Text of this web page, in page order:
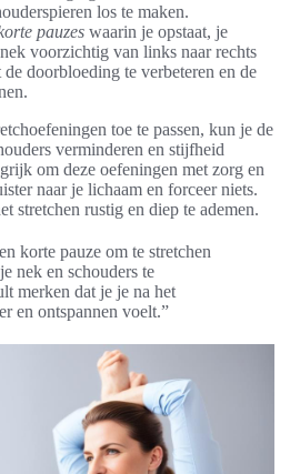
los te maken.
pauzes waarin je opstaat, je
voorzichtig van links naar rechts
doorbloeding te verbeteren en de
toe te passen, kun je de
verminderen en stijfheid
om deze oefeningen met zorg en
naar je lichaam en forceer niets.
stretchen rustig en diep te ademen.
korte pauze om te stretchen
nek en schouders te
merken dat je je na het
en ontspannen voelt.”